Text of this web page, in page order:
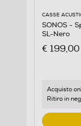
AAAMAZE
CASSE
SONOS -
SL-Nero
€ 199,00
Acquisto
Ritiro in